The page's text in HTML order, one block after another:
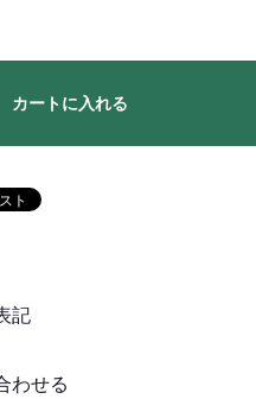
カートに入れる
記
わせる